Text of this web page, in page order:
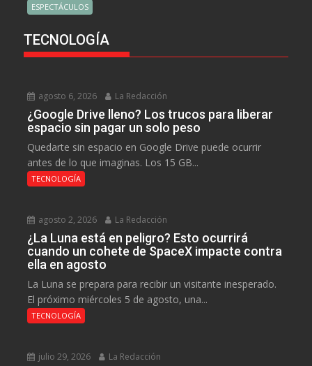
ESPECTÁCULOS
TECNOLOGÍA
agosto 6, 2026 La Redacción
¿Google Drive lleno? Los trucos para liberar
espacio sin pagar un solo peso
Quedarte sin espacio en Google Drive puede ocurrir
antes de lo que imaginas. Los 15 GB...
TECNOLOGÍA
agosto 2, 2026 La Redacción
¿La Luna está en peligro? Esto ocurrirá
cuando un cohete de SpaceX impacte contra
ella en agosto
La Luna se prepara para recibir un visitante inesperado.
El próximo miércoles 5 de agosto, una...
TECNOLOGÍA
julio 29, 2026 La Redacción